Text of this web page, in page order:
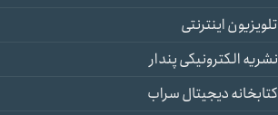
تلویزیون اینترنتی
نشریه الکترونیکی پندار
کتابخانه دیجیتال سراب